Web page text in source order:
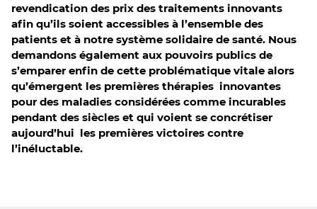
revendication des prix des traitements innovants
afin qu’ils soient accessibles à l’ensemble des
patients et à notre système solidaire de santé. Nous
demandons également aux pouvoirs publics de
s’emparer enfin de cette problématique vitale alors
qu’émergent les premières thérapies innovantes
pour des maladies considérées comme incurables
pendant des siècles et qui voient se concrétiser
aujourd’hui les premières victoires contre
l’inéluctable.